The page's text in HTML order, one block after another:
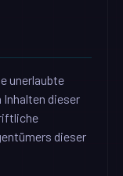
unerlaubte
dieser
dieser